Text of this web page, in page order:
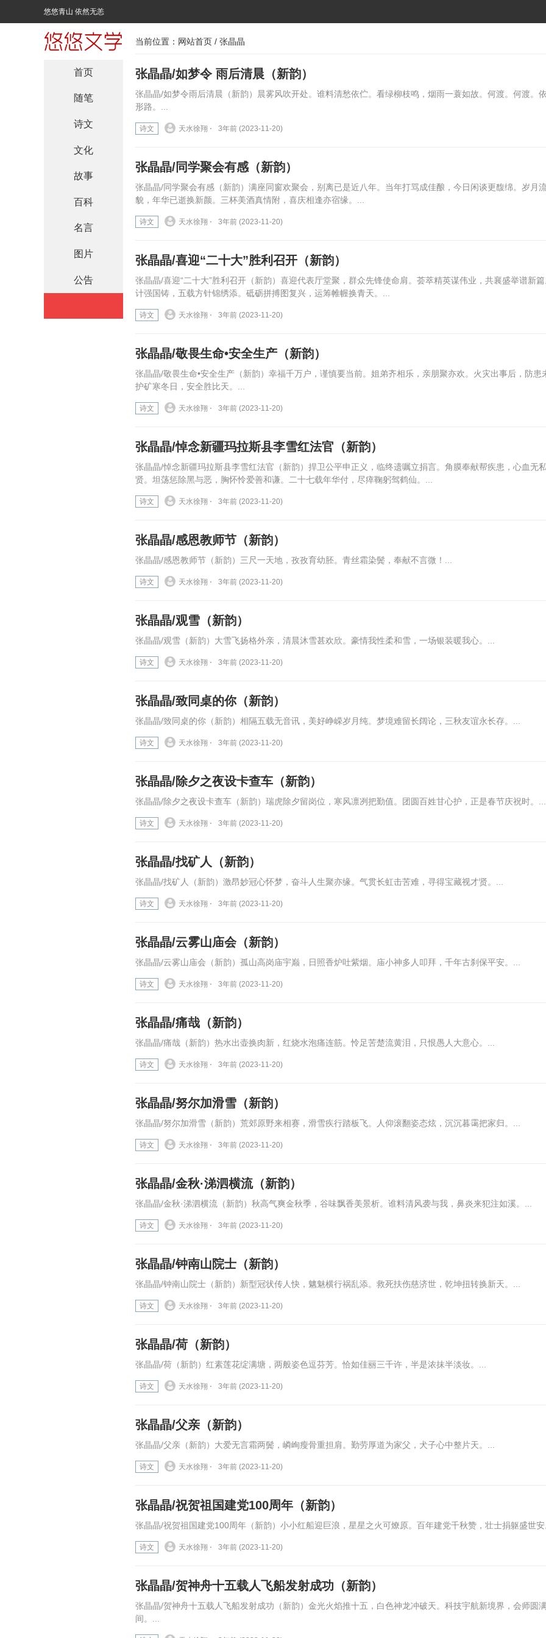
悠悠青山 依然无恙
当前位置： 网站首页 / 张晶晶
张晶晶/如梦令 雨后清晨（新韵）
张晶晶/如梦令雨后清晨（新韵）晨雾风吹开处。谁料清愁依伫。看绿柳枝鸣，烟雨一蓑如故。何渡。何渡。
形路。...
诗文 天水徐翔 ⋅ 3年前 (2023-11-20)
张晶晶/同学聚会有感（新韵）
张晶晶/同学聚会有感（新韵）满座同窗欢聚会，别离已是近八年。当年打骂成佳酿，今日闲谈更馥绵。岁月
貌，年华已逝换新颜。三杯美酒真情附，喜庆相逢亦宿缘。...
诗文 天水徐翔 ⋅ 3年前 (2023-11-20)
张晶晶/喜迎“二十大”胜利召开（新韵）
张晶晶/喜迎“二十大”胜利召开（新韵）喜迎代表厅堂聚，群众先锋使命肩。荟萃精英谋伟业，共襄盛举谱新
计强国铸，五载方针锦绣添。砥砺拼搏图复兴，运筹帷幄换青天。...
诗文 天水徐翔 ⋅ 3年前 (2023-11-20)
张晶晶/敬畏生命•安全生产（新韵）
张晶晶/敬畏生命•安全生产（新韵）幸福千万户，谨慎要当前。姐弟齐相乐，亲朋聚亦欢。火灾出事后，防患
护矿寒冬日，安全胜比天。...
诗文 天水徐翔 ⋅ 3年前 (2023-11-20)
张晶晶/悼念新疆玛拉斯县李雪红法官（新韵）
张晶晶/悼念新疆玛拉斯县李雪红法官（新韵）捍卫公平申正义，临终遗嘱立捐言。角膜奉献帮疾患，心血无
贤。坦荡惩除黑与恶，胸怀怜爱善和谦。二十七载年华付，尽瘁鞠躬驾鹤仙。...
诗文 天水徐翔 ⋅ 3年前 (2023-11-20)
张晶晶/感恩教师节（新韵）
张晶晶/感恩教师节（新韵）三尺一天地，孜孜育幼胚。青丝霜染鬓，奉献不言微！...
诗文 天水徐翔 ⋅ 3年前 (2023-11-20)
张晶晶/观雪（新韵）
张晶晶/观雪（新韵）大雪飞扬格外亲，清晨沐雪甚欢欣。豪情我性柔和雪，一场银装暖我心。...
诗文 天水徐翔 ⋅ 3年前 (2023-11-20)
张晶晶/致同桌的你（新韵）
张晶晶/致同桌的你（新韵）相隔五载无音讯，美好峥嵘岁月纯。梦境难留长阔论，三秋友谊永长存。...
诗文 天水徐翔 ⋅ 3年前 (2023-11-20)
张晶晶/除夕之夜设卡查车（新韵）
张晶晶/除夕之夜设卡查车（新韵）瑞虎除夕留岗位，寒风凛冽把勤值。团圆百姓甘心护，正是春节庆祝时。...
诗文 天水徐翔 ⋅ 3年前 (2023-11-20)
张晶晶/找矿人（新韵）
张晶晶/找矿人（新韵）激昂妙冠心怀梦，奋斗人生聚亦缘。气贯长虹击苦难，寻得宝藏视才贤。...
诗文 天水徐翔 ⋅ 3年前 (2023-11-20)
张晶晶/云雾山庙会（新韵）
张晶晶/云雾山庙会（新韵）孤山高岗庙宇巅，日照香炉吐紫烟。庙小神多人叩拜，千年古刹保平安。...
诗文 天水徐翔 ⋅ 3年前 (2023-11-20)
张晶晶/痛哉（新韵）
张晶晶/痛哉（新韵）热水出壶换肉新，红烧水泡痛连筋。怜足苦楚流黄泪，只恨愚人大意心。...
诗文 天水徐翔 ⋅ 3年前 (2023-11-20)
张晶晶/努尔加滑雪（新韵）
张晶晶/努尔加滑雪（新韵）荒郊原野来相赛，滑雪疾行踏板飞。人仰滚翻姿态炫，沉沉暮霭把家归。...
诗文 天水徐翔 ⋅ 3年前 (2023-11-20)
张晶晶/金秋·涕泗横流（新韵）
张晶晶/金秋·涕泗横流（新韵）秋高气爽金秋季，谷味飘香美景析。谁料清风袭与我，鼻炎来犯注如溪。...
诗文 天水徐翔 ⋅ 3年前 (2023-11-20)
张晶晶/钟南山院士（新韵）
张晶晶/钟南山院士（新韵）新型冠状传人快，魑魅横行祸乱添。救死扶伤慈济世，乾坤扭转换新天。...
诗文 天水徐翔 ⋅ 3年前 (2023-11-20)
张晶晶/荷（新韵）
张晶晶/荷（新韵）红素莲花绽满塘，两般姿色逗芬芳。恰如佳丽三千许，半是浓抹半淡妆。...
诗文 天水徐翔 ⋅ 3年前 (2023-11-20)
张晶晶/父亲（新韵）
张晶晶/父亲（新韵）大爱无言霜两鬓，嶙峋瘦骨重担肩。勤劳厚道为家父，犬子心中整片天。...
诗文 天水徐翔 ⋅ 3年前 (2023-11-20)
张晶晶/祝贺祖国建党100周年（新韵）
张晶晶/祝贺祖国建党100周年（新韵）小小红船迎巨浪，星星之火可燎原。百年建党千秋赞，壮士捐躯盛世
诗文 天水徐翔 ⋅ 3年前 (2023-11-20)
张晶晶/贺神舟十五载人飞船发射成功（新韵）
张晶晶/贺神舟十五载人飞船发射成功（新韵）金光火焰推十五，白色神龙冲破天。科技宇航新境界，会师圆
间。...
首页
随笔
诗文
文化
故事
百科
名言
图片
公告